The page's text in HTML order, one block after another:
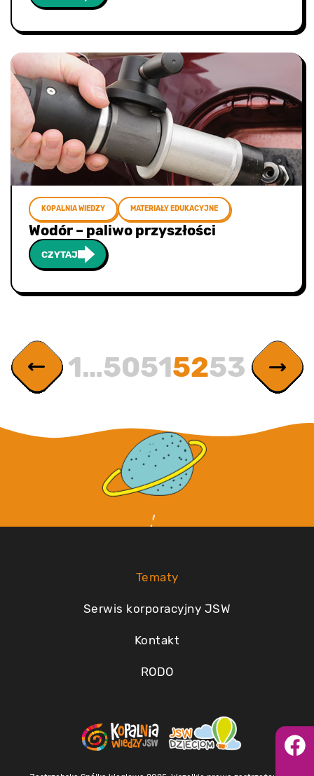
KOPALNIA WIEDZY MATERIAŁY EDUKACYJNE
Wodór – paliwo przyszłości
CZYTAJ
1…50515253
Tematy
Serwis korporacyjny JSW
Kontakt
RODO